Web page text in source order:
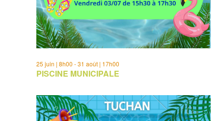
PISCINE MUNICIPALE
25 juin | 8h00 -31 août | 17h00